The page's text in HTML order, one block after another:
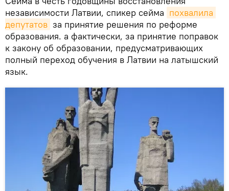
независимости Латвии, спикер сейма похвалила
депутатов за принятие решения по реформе
образования. а фактически, за принятие поправок
к закону об образовании, предусматривающих
полный переход обучения в Латвии на латышский
язык.